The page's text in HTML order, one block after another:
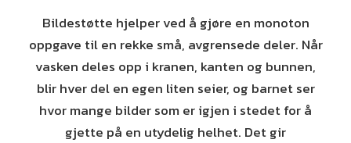
Bildestøtte hjelper ved å gjøre en monoton
oppgave til en rekke små, avgrensede deler. Når
vasken deles opp i kranen, kanten og bunnen,
blir hver del en egen liten seier, og barnet ser
hvor mange bilder som er igjen i stedet for å
gjette på en utydelig helhet. Det gir